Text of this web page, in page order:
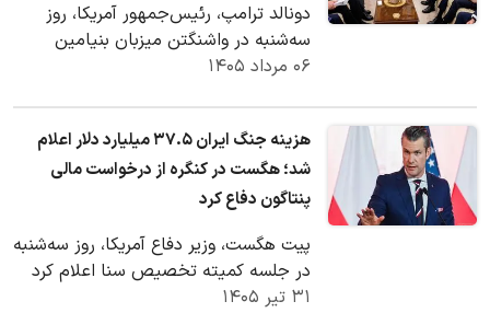
دونالد ترامپ، رئیس‌جمهور آمریکا، روز
سه‌شنبه در واشنگتن میزبان بنیامین
نتانیاهو، نخست‌وزیر اسرائیل، و ولودیمیر
۰۶ مرداد ۱۴۰۵
هزینه جنگ ایران ۳۷.۵ میلیارد دلار اعلام
شد؛ هگست در کنگره از درخواست مالی
پنتاگون دفاع کرد
پیت هگست، وزیر دفاع آمریکا، روز سه‌شنبه
در جلسه کمیته تخصیص سنا اعلام کرد
۳۱ تیر ۱۴۰۵